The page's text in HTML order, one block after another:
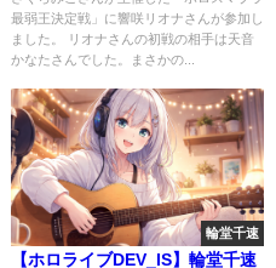
最弱王決定戦」に響咲リオナさんが参加し
ました。 リオナさんの初戦の相手は天音
かなたさんでした。まさかの...
輪堂千速
【ホロライブDEV_IS】輪堂千速